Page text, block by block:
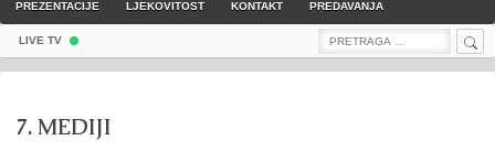
PREZENTACIJE LJEKOVITOST KONTAKT PREDAVANJA
LIVE TV
Search
7. MEDIJI